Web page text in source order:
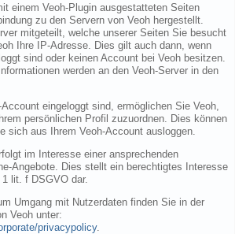
einem Veoh-Plugin ausgestatteten Seiten
zu den Servern von Veoh hergestellt.
mitgeteilt, welche unserer Seiten Sie besucht
Ihre IP-Adresse. Dies gilt auch dann, wenn
sind oder keinen Account bei Veoh besitzen.
werden an den Veoh-Server in den
eingeloggt sind, ermöglichen Sie Veoh,
persönlichen Profil zuzuordnen. Dies können
sich aus Ihrem Veoh-Account ausloggen.
im Interesse einer ansprechenden
Angebote. Dies stellt ein berechtigtes Interesse
lit. f DSGVO dar.
Umgang mit Nutzerdaten finden Sie in der
Veoh unter:
privacypolicy.